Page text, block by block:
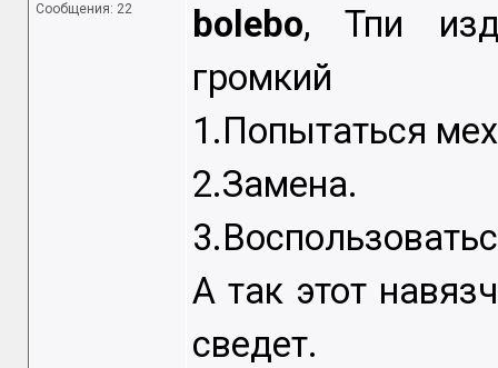
Сообщения: 22
bolebo, Тпи
громкий
1.Попытаться
2.Замена.
А так этот
сведет.